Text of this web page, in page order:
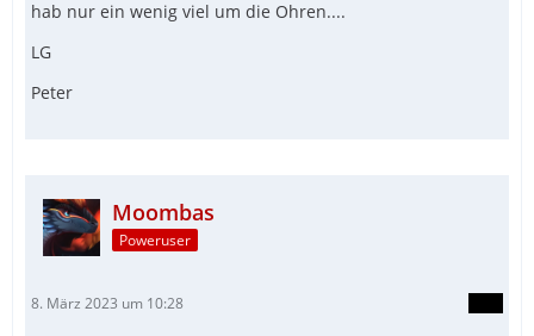
hab nur ein wenig viel um die Ohren....
LG
Peter
Moombas
Poweruser
8. März 2023 um 10:28